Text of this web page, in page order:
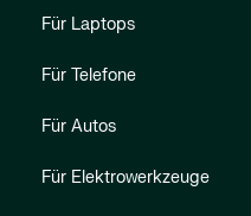
Für Laptops
Für Telefone
Für Autos
Für Elektrowerkzeuge